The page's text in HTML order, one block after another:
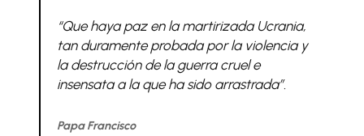
“Que haya paz en la martirizada Ucrania,
tan duramente probada por la violencia y
la destrucción de la guerra cruel e
insensata a la que ha sido arrastrada”.
Papa Francisco